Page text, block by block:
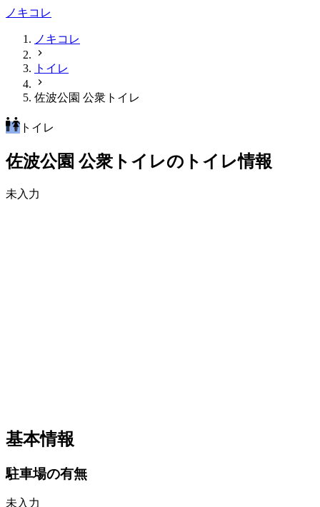
ノキコレ
ノキコレ
トイレ
佐波公園 公衆トイレ
トイレ
佐波公園 公衆トイレのトイレ情報
未入力
基本情報
駐車場の有無
未入力